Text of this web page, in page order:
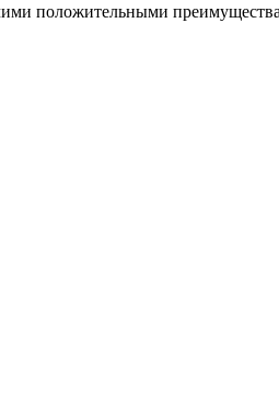
положительными